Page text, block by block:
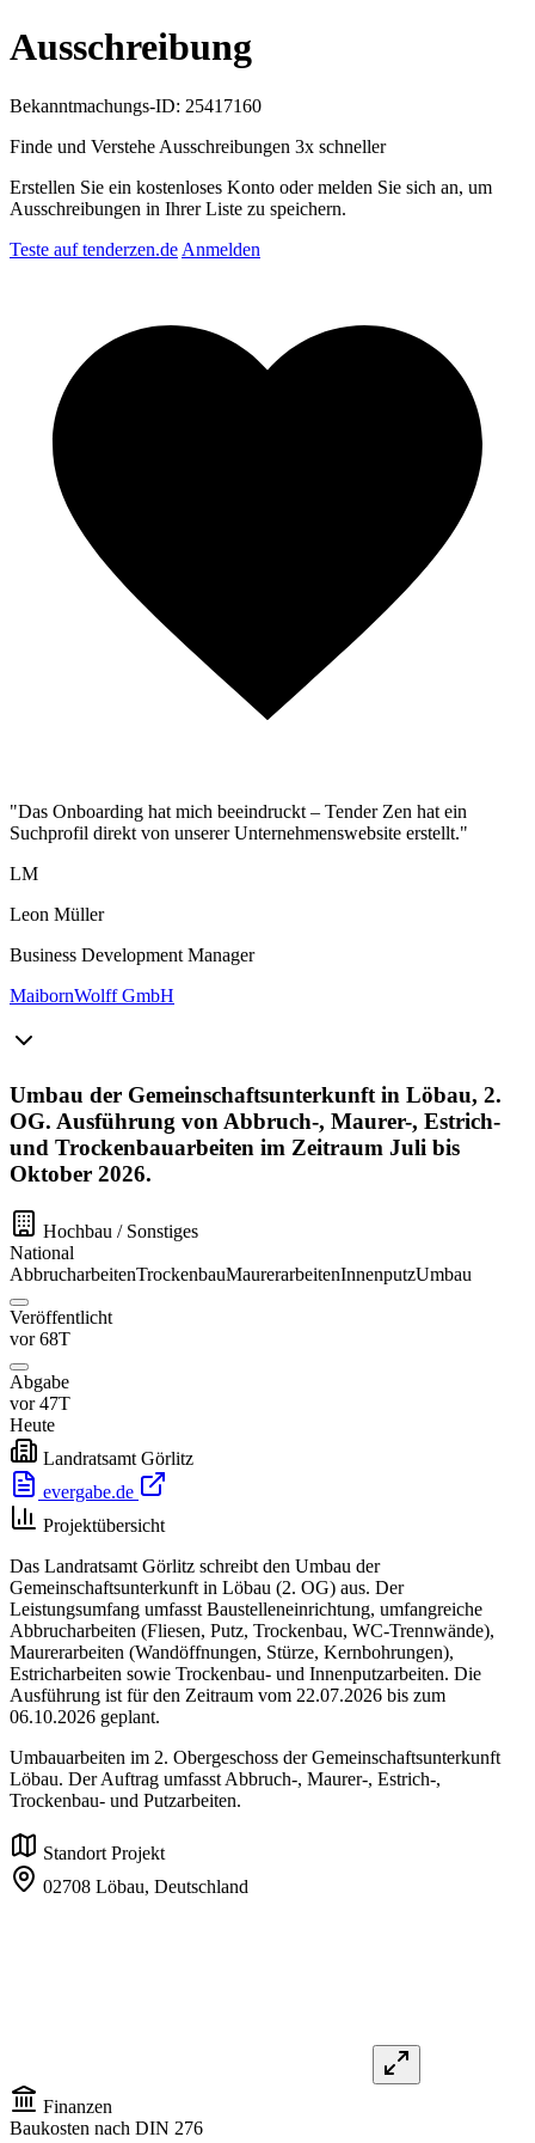
Ausschreibung
Bekanntmachungs-ID: 25417160
Finde und Verstehe Ausschreibungen 3x schneller
Erstellen Sie ein kostenloses Konto oder melden Sie sich an, um
Ausschreibungen in Ihrer Liste zu speichern.
Teste auf tenderzen.de Anmelden
"Das Onboarding hat mich beeindruckt – Tender Zen hat ein
Suchprofil direkt von unserer Unternehmenswebsite erstellt."
LM
Leon Müller
Business Development Manager
MaibornWolff GmbH
Umbau der Gemeinschaftsunterkunft in Löbau, 2.
OG. Ausführung von Abbruch-, Maurer-, Estrich-
und Trockenbauarbeiten im Zeitraum Juli bis
Oktober 2026.
Hochbau / Sonstiges
National
AbbrucharbeitenTrockenbauMaurerarbeitenInnenputzUmbau
Veröffentlicht
vor 68T
Abgabe
vor 47T
Heute
Landratsamt Görlitz
evergabe.de
Projektübersicht
Das Landratsamt Görlitz schreibt den Umbau der
Gemeinschaftsunterkunft in Löbau (2. OG) aus. Der
Leistungsumfang umfasst Baustelleneinrichtung, umfangreiche
Abbrucharbeiten (Fliesen, Putz, Trockenbau, WC-Trennwände),
Maurerarbeiten (Wandöffnungen, Stürze, Kernbohrungen),
Estricharbeiten sowie Trockenbau- und Innenputzarbeiten. Die
Ausführung ist für den Zeitraum vom 22.07.2026 bis zum
06.10.2026 geplant.
Umbauarbeiten im 2. Obergeschoss der Gemeinschaftsunterkunft
Löbau. Der Auftrag umfasst Abbruch-, Maurer-, Estrich-,
Trockenbau- und Putzarbeiten.
Standort Projekt
02708 Löbau, Deutschland
Finanzen
Baukosten nach DIN 276